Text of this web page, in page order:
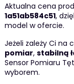
Aktualna cena
1a51ab584c51,
model w ofercie.
Jeżeli zależy Ci na
pomiar, stabilną
Sensor Pomiaru
wyborem.